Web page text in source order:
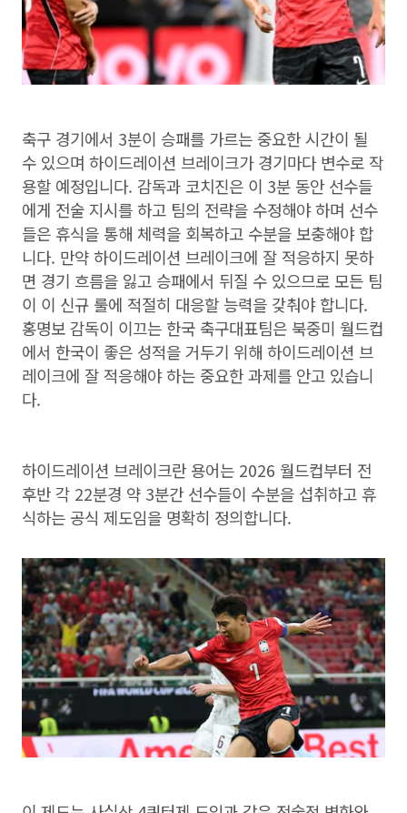
축구 경기에서 3분이 승패를 가르는 중요한 시간이 될
수 있으며 하이드레이션 브레이크가 경기마다 변수로 작
용할 예정입니다. 감독과 코치진은 이 3분 동안 선수들
에게 전술 지시를 하고 팀의 전략을 수정해야 하며 선수
들은 휴식을 통해 체력을 회복하고 수분을 보충해야 합
니다. 만약 하이드레이션 브레이크에 잘 적응하지 못하
면 경기 흐름을 잃고 승패에서 뒤질 수 있으므로 모든 팀
이 이 신규 룰에 적절히 대응할 능력을 갖춰야 합니다.
홍명보 감독이 이끄는 한국 축구대표팀은 북중미 월드컵
에서 한국이 좋은 성적을 거두기 위해 하이드레이션 브
레이크에 잘 적응해야 하는 중요한 과제를 안고 있습니
다.
하이드레이션 브레이크란 용어는 2026 월드컵부터 전
후반 각 22분경 약 3분간 선수들이 수분을 섭취하고 휴
식하는 공식 제도임을 명확히 정의합니다.